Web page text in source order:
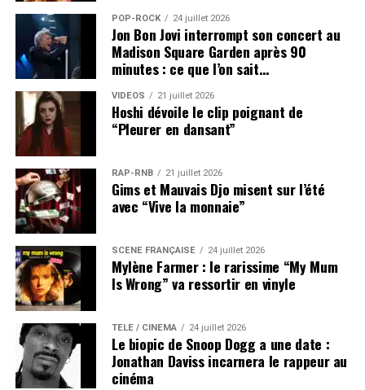
POP-ROCK 24 juillet 2026
Jon Bon Jovi interrompt son concert au
Madison Square Garden après 90
minutes : ce que l’on sait…
VIDEOS 21 juillet 2026
Hoshi dévoile le clip poignant de
“Pleurer en dansant”
RAP-RNB 21 juillet 2026
Gims et Mauvais Djo misent sur l’été
avec “Vive la monnaie”
SCÈNE FRANÇAISE 24 juillet 2026
Mylène Farmer : le rarissime “My Mum
Is Wrong” va ressortir en vinyle
TÉLÉ / CINÉMA 24 juillet 2026
Le biopic de Snoop Dogg a une date :
Jonathan Daviss incarnera le rappeur au
cinéma